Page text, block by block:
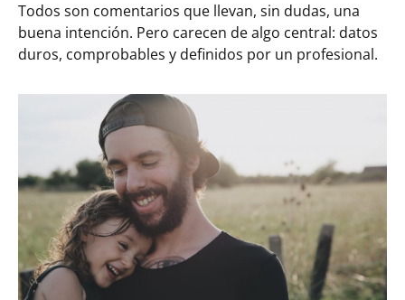
Todos son comentarios que llevan, sin dudas, una
buena intención. Pero carecen de algo central: datos
duros, comprobables y definidos por un profesional.